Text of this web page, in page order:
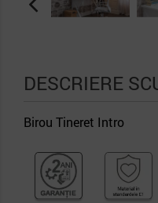
DESCRIERE
Birou Tineret Intro